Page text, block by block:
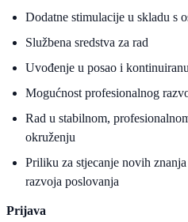
Dodatne stimulacije u skladu s
Službena sredstva za rad
Uvođenje u posao i
Mogućnost profesionalnog
Rad u stabilnom,
okruženju
Priliku za stjecanje novih
razvoja poslovanja
Prijava